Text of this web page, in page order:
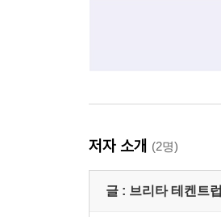
저자 소개 (2명)
글 : 브리타 테켄트럽